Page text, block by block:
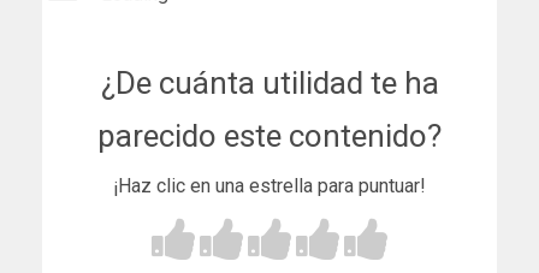
¿De cuánta utilidad te ha
parecido este contenido?
¡Haz clic en una estrella para puntuar!